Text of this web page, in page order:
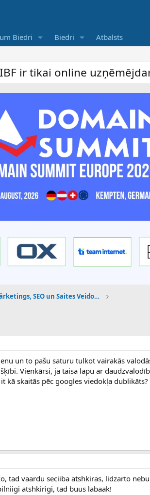
Biedri Biedri Atbalsts
online uzņēmējdarbība
Digitālais Mārketings, SEO un Saites Veidošana
un to pašu saturu tulkot vairakās
Vienkārsi, ja taisa lapu ar
kā skaitās pēc googles viedokļa dublikāts?
tad vaardu seciiba atshkiras, lidzarto
atshkirigi, tad buus labaak!